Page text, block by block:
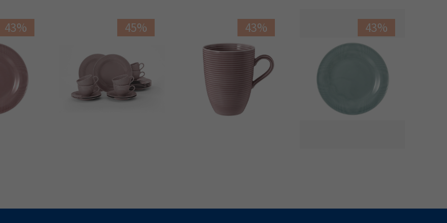
43% 45% 43% 43%